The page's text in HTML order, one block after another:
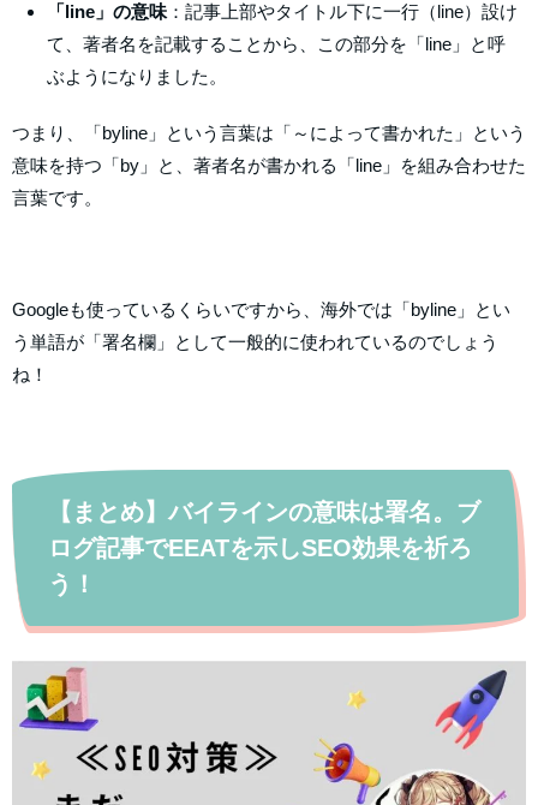
「line」の意味 ：記事上部やタイトル下に一行（line）設け
て、著者名を記載することから、この部分を「line」と呼
ぶようになりました。
つまり、「byline」という言葉は「～によって書かれた」という
意味を持つ「by」と、著者名が書かれる「line」を組み合わせた
言葉です。
Googleも使っているくらいですから、海外では「byline」とい
う単語が「署名欄」として一般的に使われているのでしょう
ね！
【まとめ】バイラインの意味は署名。ブ
ログ記事でEEATを示しSEO効果を祈ろ
う！